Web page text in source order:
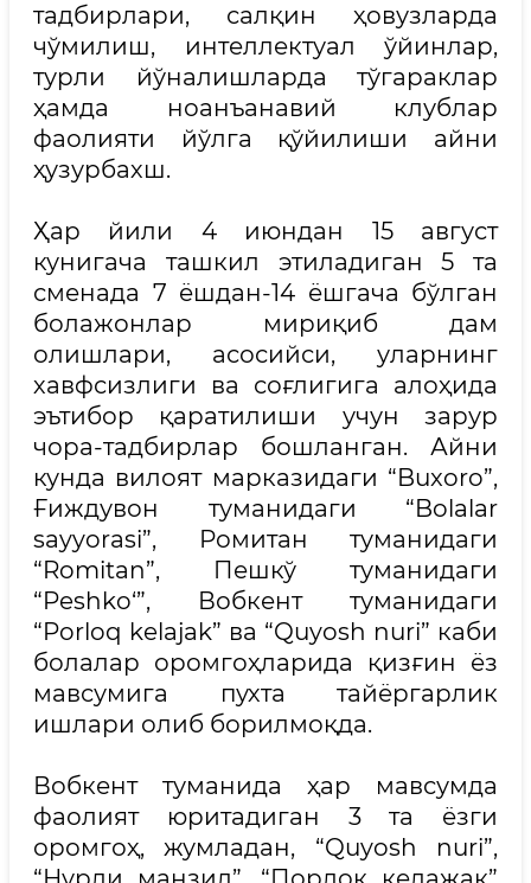
тадбирлари, салқин ҳовузларда
чўмилиш, интеллектуал ўйинлар,
турли йўналишларда тўгараклар
ҳамда ноанъанавий клублар
фаолияти йўлга қўйилиши айни
ҳузурбахш.
Ҳар йили 4 июндан 15 август
кунигача ташкил этиладиган 5 та
сменада 7 ёшдан-14 ёшгача бўлган
болажонлар мириқиб дам
олишлари, асосийси, уларнинг
хавфсизлиги ва соғлигига алоҳида
эътибор қаратилиши учун зарур
чора-тадбирлар бошланган. Айни
кунда вилоят марказидаги “Buxoro”,
Ғиждувон туманидаги “Bolalar
sayyorasi”, Ромитан туманидаги
“Romitan”, Пешкў туманидаги
“Peshko‘”, Вобкент туманидаги
“Porloq kelajak” ва “Quyosh nuri” каби
болалар оромгоҳларида қизғин ёз
мавсумига пухта тайёргарлик
ишлари олиб борилмоқда.
Вобкент туманида ҳар мавсумда
фаолият юритадиган 3 та ёзги
оромгоҳ, жумладан, “Quyosh nuri”,